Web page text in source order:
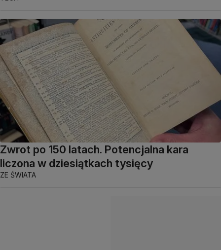
Zwrot po 150 latach. Potencjalna kara
liczona w dziesiątkach tysięcy
ZE ŚWIATA